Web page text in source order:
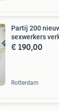
Partij 200
sexwerkers
€ 190,00
Rotterdam